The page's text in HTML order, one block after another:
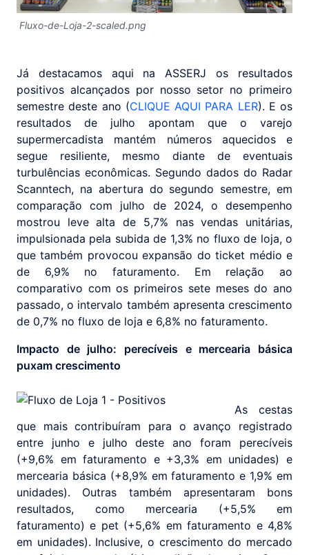
Fluxo-de-Loja-2-scaled.png
Já destacamos aqui na ASSERJ os resultados
positivos alcançados por nosso setor no primeiro
semestre deste ano (CLIQUE AQUI PARA LER). E os
resultados de julho apontam que o varejo
supermercadista mantém números aquecidos e
segue resiliente, mesmo diante de eventuais
turbulências econômicas. Segundo dados do Radar
Scanntech, na abertura do segundo semestre, em
comparação com julho de 2024, o desempenho
mostrou leve alta de 5,7% nas vendas unitárias,
impulsionada pela subida de 1,3% no fluxo de loja, o
que também provocou expansão do ticket médio e
de 6,9% no faturamento. Em relação ao
comparativo com os primeiros sete meses do ano
passado, o intervalo também apresenta crescimento
de 0,7% no fluxo de loja e 6,8% no faturamento.
Impacto de julho: perecíveis e mercearia básica
puxam crescimento
As cestas
que mais contribuíram para o avanço registrado
entre junho e julho deste ano foram perecíveis
(+9,6% em faturamento e +3,3% em unidades) e
mercearia básica (+8,9% em faturamento e 1,9% em
unidades). Outras também apresentaram bons
resultados, como mercearia (+5,5% em
faturamento) e pet (+5,6% em faturamento e 4,8%
em unidades). Inclusive, o crescimento do mercado